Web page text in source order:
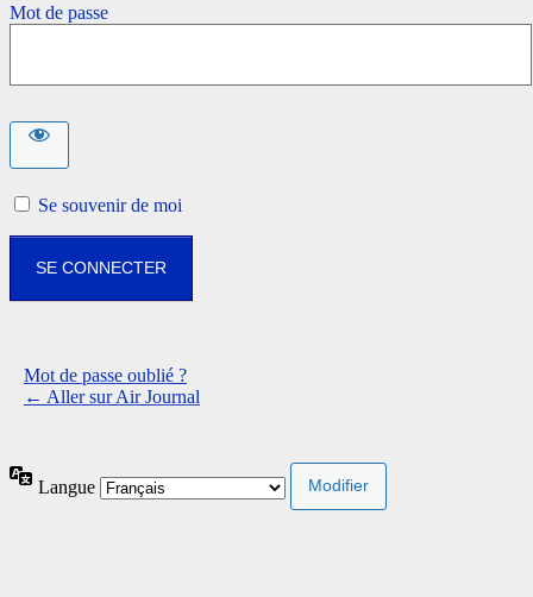
Mot de passe
Se souvenir de moi
Mot de passe oublié ?
← Aller sur Air Journal
Langue